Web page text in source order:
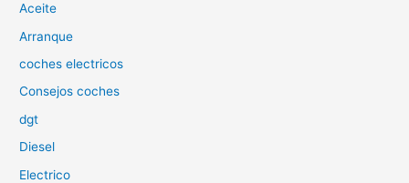
r
p
o
Aceite
Arranque
coches electricos
Consejos coches
dgt
Diesel
Electrico